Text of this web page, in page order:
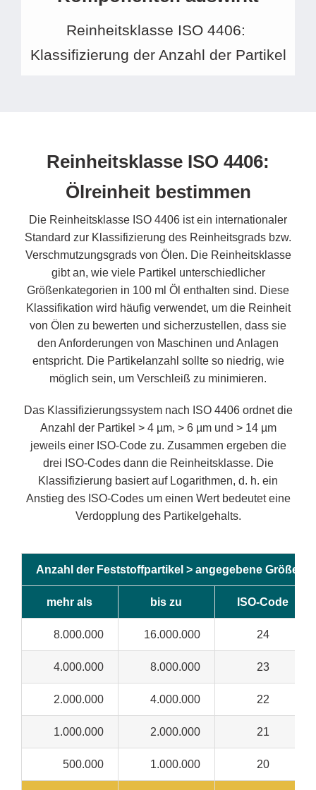
Reinheitsklasse ISO 4406:
Klassifizierung der Anzahl der Partikel
Reinheitsklasse ISO 4406:
Ölreinheit bestimmen
Die Reinheitsklasse ISO 4406 ist ein internationaler
Standard zur Klassifizierung des Reinheitsgrads bzw.
Verschmutzungsgrads von Ölen. Die Reinheitsklasse
gibt an, wie viele Partikel unterschiedlicher
Größenkategorien in 100 ml Öl enthalten sind. Diese
Klassifikation wird häufig verwendet, um die Reinheit
von Ölen zu bewerten und sicherzustellen, dass sie
den Anforderungen von Maschinen und Anlagen
entspricht. Die Partikelanzahl sollte so niedrig, wie
möglich sein, um Verschleiß zu minimieren.
Das Klassifizierungssystem nach ISO 4406 ordnet die
Anzahl der Partikel > 4 µm, > 6 µm und > 14 µm
jeweils einer ISO-Code zu. Zusammen ergeben die
drei ISO-Codes dann die Reinheitsklasse. Die
Klassifizierung basiert auf Logarithmen, d. h. ein
Anstieg des ISO-Codes um einen Wert bedeutet eine
Verdopplung des Partikelgehalts.
Anzahl der Feststoffpartikel > angegebene Größe
mehr als bis zu ISO-Code
8.000.000 16.000.000 24
4.000.000 8.000.000 23
2.000.000 4.000.000 22
1.000.000 2.000.000 21
500.000 1.000.000 20